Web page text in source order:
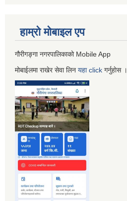
हाम्रो माेबाइल एप
गौरीगङ्गा नगरपालिकाको Mobile App
मोबाईलमा राखेर सेवा लिन यहाclick गर्नुहाेस ।